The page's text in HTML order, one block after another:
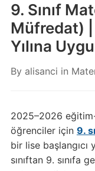
9. Sınıf
Müfredat)
Yılına
By alisanci in
2025–2026
öğrenciler için 9.
bir lise başlangıcı
sınıftan 9. sınıfa